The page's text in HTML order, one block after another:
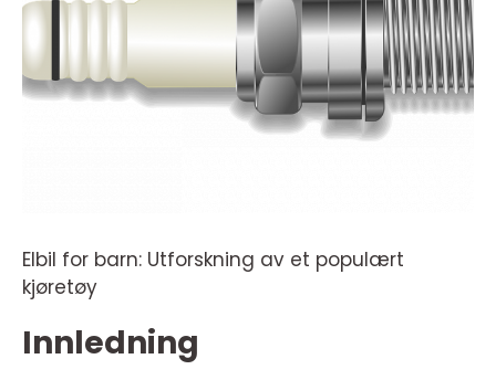
Elbil for barn: Utforskning av et populært
kjøretøy
Innledning